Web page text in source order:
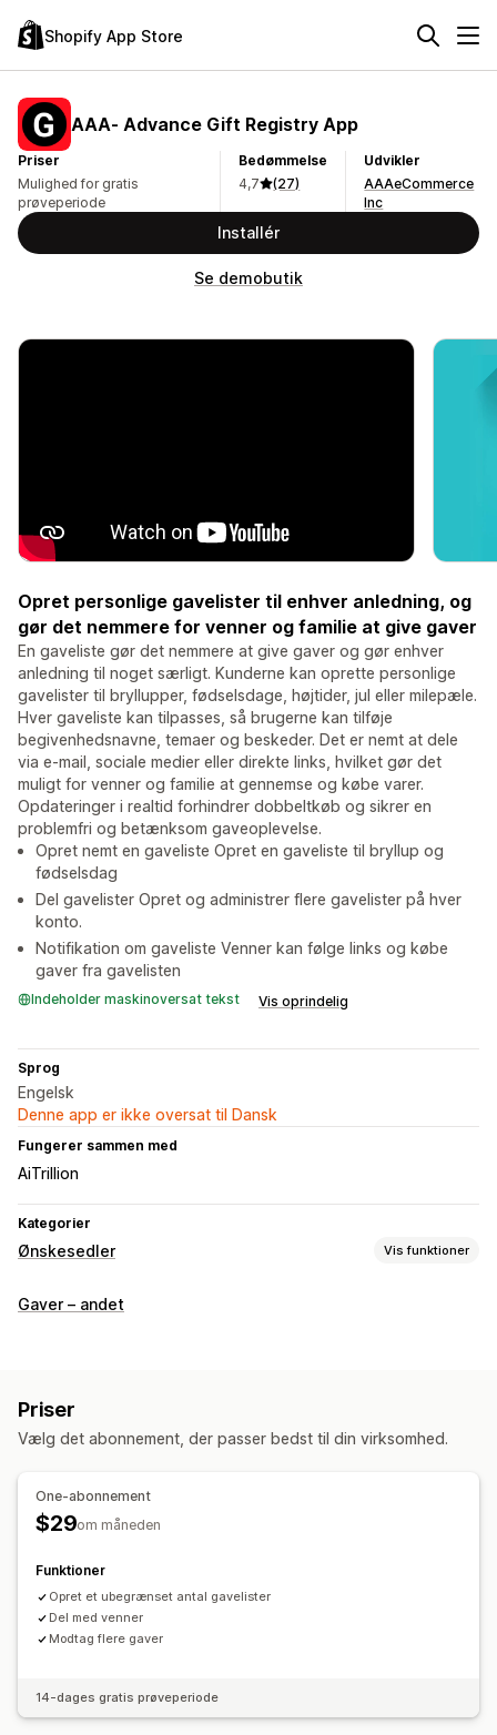
Shopify App Store
AAA‑ Advance Gift Registry App
Priser
Mulighed for gratis
prøveperiode
Bedømmelse
4,7
(27)
Udvikler
AAAeCommerce
Inc
Installér
Se demobutik
Opret personlige gavelister til enhver anledning, og
gør det nemmere for venner og familie at give gaver
En gaveliste gør det nemmere at give gaver og gør enhver
anledning til noget særligt. Kunderne kan oprette personlige
gavelister til bryllupper, fødselsdage, højtider, jul eller milepæle.
Hver gaveliste kan tilpasses, så brugerne kan tilføje
begivenhedsnavne, temaer og beskeder. Det er nemt at dele
via e-mail, sociale medier eller direkte links, hvilket gør det
muligt for venner og familie at gennemse og købe varer.
Opdateringer i realtid forhindrer dobbeltkøb og sikrer en
problemfri og betænksom gaveoplevelse.
Opret nemt en gaveliste Opret en gaveliste til bryllup og
fødselsdag
Del gavelister Opret og administrer flere gavelister på hver
konto.
Notifikation om gaveliste Venner kan følge links og købe
gaver fra gavelisten
Indeholder maskinoversat tekst Vis oprindelig
Sprog
Engelsk
Denne app er ikke oversat til Dansk
Fungerer sammen med
AiTrillion
Kategorier
Ønskesedler Vis funktioner
Listetyper
Listeadministration
Deling på sociale medier
Del links
Kontrolpanel
Tilpasning
Tilpasset branding
Gaver – andet
Priser
Vælg det abonnement, der passer bedst til din virksomhed.
One-abonnement
$29om måneden
Funktioner
Opret et ubegrænset antal gavelister
Del med venner
Modtag flere gaver
14-dages gratis prøveperiode